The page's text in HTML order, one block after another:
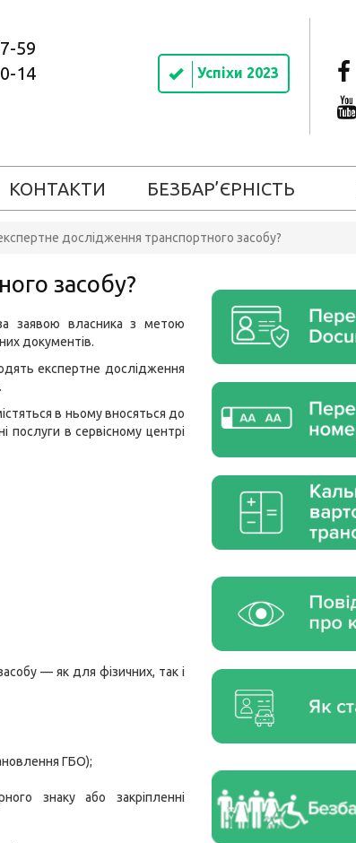
59
14
Успіхи 2023
КОНТАКТИ БЕЗБАР’ЄРНІСТЬ
дослідження транспортного засобу?
засобу?
заявою власника з метою
документів.
експертне дослідження
в ньому вносяться до
послуги в сервісному центрі
— як для фізичних, так і
ГБО);
знаку або закріпленні